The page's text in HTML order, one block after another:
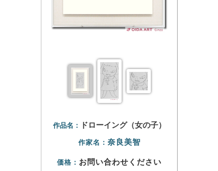
作品名： ドローイング（女の子）
作家名： 奈良美智
価格： お問い合わせください